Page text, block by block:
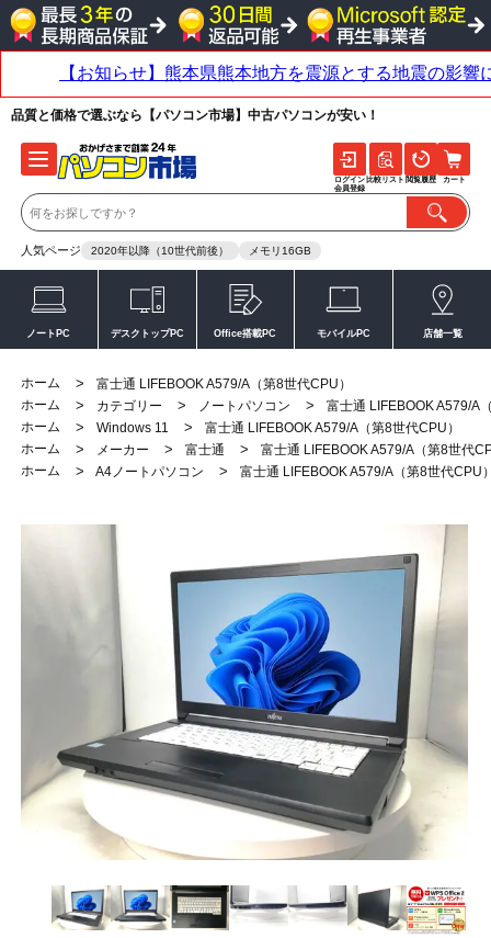
品質と価格で選ぶなら【パソコン市場】中古パソコンが安い！
人気ページ 2020年以降（10世代前後） メモリ16GB
ログイン
会員登録
比較リスト 閲覧履歴 カート
ノートPC デスクトップPC Office搭載PC モバイルPC 店舗一覧
ホーム >
富士通 LIFEBOOK A579/A（第8世代CPU）
ホーム
> カテゴリー > ノートパソコン >
富士通 LIFEBOOK A579/A
ホーム
> Windows 11 >
富士通 LIFEBOOK A579/A（第8世代CPU）
ホーム
> メーカー > 富士通 >
富士通 LIFEBOOK A579/A（第8世代
ホーム
> A4ノートパソコン > 富士通 LIFEBOOK A579/A（第8世代CPU